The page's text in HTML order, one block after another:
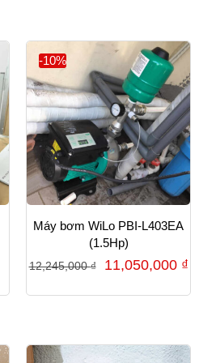
-10%
Máy bơm WiLo PBI-L403EA
(1.5Hp)
12,245,000₫ 11,050,000 ₫